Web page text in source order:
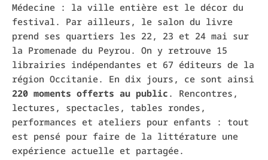
Médecine : la ville entière est le décor du
festival. Par ailleurs, le salon du livre
prend ses quartiers les 22, 23 et 24 mai sur
la Promenade du Peyrou. On y retrouve 15
librairies indépendantes et 67 éditeurs de la
région Occitanie. En dix jours, ce sont ainsi
220 moments offerts au public . Rencontres,
lectures, spectacles, tables rondes,
performances et ateliers pour enfants : tout
est pensé pour faire de la littérature une
expérience actuelle et partagée.